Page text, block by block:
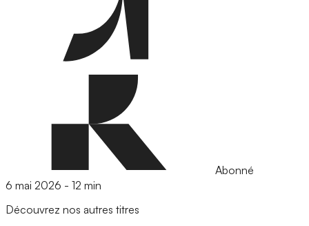
Abonné
6 mai 2026 - 12 min
Découvrez nos autres titres